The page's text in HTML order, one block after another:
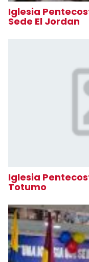
Iglesia
Sede El Jordan
Iglesia
Totumo